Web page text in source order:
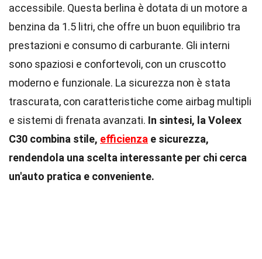
accessibile. Questa berlina è dotata di un motore a
benzina da 1.5 litri, che offre un buon equilibrio tra
prestazioni e consumo di carburante. Gli interni
sono spaziosi e confortevoli, con un cruscotto
moderno e funzionale. La sicurezza non è stata
trascurata, con caratteristiche come airbag multipli
e sistemi di frenata avanzati. In sintesi, la Voleex
C30 combina stile, efficienza e sicurezza,
rendendola una scelta interessante per chi cerca
un'auto pratica e conveniente.